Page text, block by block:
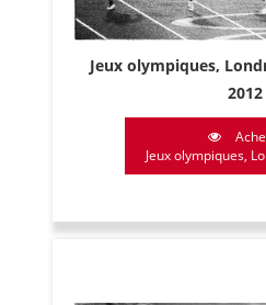
Jeux olympiques,
2012
Jeux olympiques,